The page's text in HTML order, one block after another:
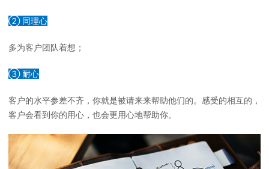
② 同理心
多为客户团队着想；
③ 耐心
客户的水平参差不齐，你就是被请来来帮助他们的。感受的相互的，
客户会看到你的用心，也会更用心地帮助你。